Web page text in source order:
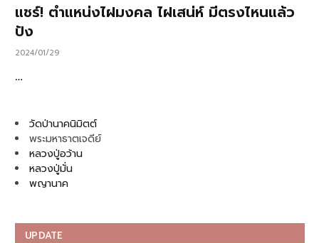
แชร์! ตำแหน่งไฝมงคล ไฝเสน่ห์ มีตรงไหนแล้ว
ปัง
2024/01/29
…
วัดป่านาคนิมิตต์
พระมหาธาตเจดีย์
หลวงปู่อว้าน
หลวงปู่มั่น
พญานาค
UPDATE